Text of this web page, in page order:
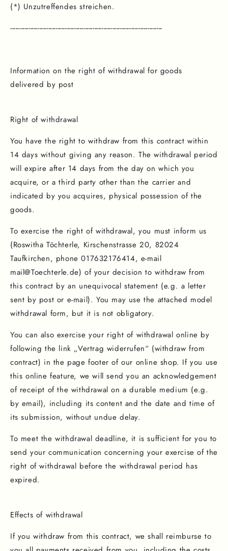
(*) Unzutreffendes streichen.
-----------------------------------------------------------------------------------
Information on the right of withdrawal for goods
delivered by post
Right of withdrawal
You have the right to withdraw from this contract within
14 days without giving any reason. The withdrawal period
will expire after 14 days from the day on which you
acquire, or a third party other than the carrier and
indicated by you acquires, physical possession of the
goods.
To exercise the right of withdrawal, you must inform us
(Roswitha Töchterle, Kirschenstrasse 20, 82024
Taufkirchen, phone 017632176414, e-mail
mail@Toechterle.de) of your decision to withdraw from
this contract by an unequivocal statement (e.g. a letter
sent by post or e-mail). You may use the attached model
withdrawal form, but it is not obligatory.
You can also exercise your right of withdrawal online by
following the link „Vertrag widerrufen“ (withdraw from
contract) in the page footer of our online shop. If you use
this online feature, we will send you an acknowledgement
of receipt of the withdrawal on a durable medium (e.g.
by email), including its content and the date and time of
its submission, without undue delay.
To meet the withdrawal deadline, it is sufficient for you to
send your communication concerning your exercise of the
right of withdrawal before the withdrawal period has
expired.
Effects of withdrawal
If you withdraw from this contract, we shall reimburse to